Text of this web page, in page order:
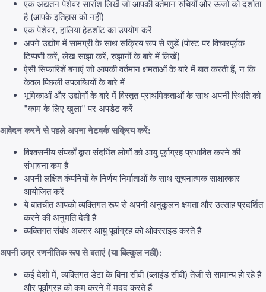
एक अद्यतन पेशेवर सारांश लिखें जो आपकी वर्तमान रुचियों और ऊर्जा को दर्शाता
है (आपके इतिहास को नहीं)
एक पेशेवर, हालिया हेडशॉट का उपयोग करें
अपने उद्योग में सामग्री के साथ सक्रिय रूप से जुड़ें (पोस्ट पर विचारपूर्वक
टिप्पणी करें, लेख साझा करें, रुझानों के बारे में लिखें)
ऐसी सिफारिशें बनाएं जो आपकी वर्तमान क्षमताओं के बारे में बात करती हैं, न कि
केवल पिछली उपलब्धियों के बारे में
भूमिकाओं और उद्योगों के बारे में विस्तृत प्राथमिकताओं के साथ अपनी स्थिति को
"काम के लिए खुला" पर अपडेट करें
आवेदन करने से पहले अपना नेटवर्क सक्रिय करें:
विश्वसनीय संपर्कों द्वारा संदर्भित लोगों को आयु पूर्वाग्रह प्रभावित करने की
संभावना कम है
अपनी लक्षित कंपनियों के निर्णय निर्माताओं के साथ सूचनात्मक साक्षात्कार
आयोजित करें
ये बातचीत आपको व्यक्तिगत रूप से अपनी अनुकूलन क्षमता और उत्साह प्रदर्शित
करने की अनुमति देती है
व्यक्तिगत संबंध अक्सर आयु पूर्वाग्रह को ओवरराइड करते हैं
अपनी उम्र रणनीतिक रूप से बताएं (या बिल्कुल नहीं):
कई देशों में, व्यक्तिगत डेटा के बिना सीवी (ब्लाइंड सीवी) तेजी से सामान्य हो रहे हैं
और पूर्वाग्रह को कम करने में मदद करते हैं